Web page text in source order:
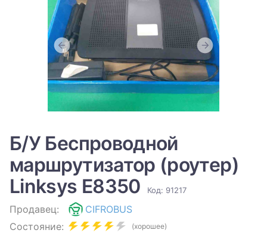
Б/У Беспроводной
маршрутизатор (роутер)
Linksys E8350
Код: 91217
Продавец:
CIFROBUS
Состояние:
(хорошее)